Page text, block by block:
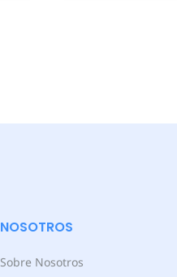
NOSOTROS
Sobre Nosotros